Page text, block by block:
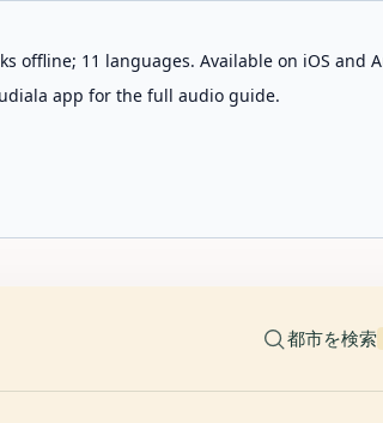
offline; 11 languages. Available on iOS and
app for the full audio guide.
都市を検索